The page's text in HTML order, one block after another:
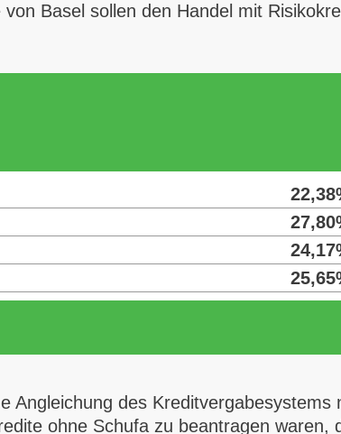
Basel sollen den Handel mit
Angleichung des Kreditvergabesystems
ohne Schufa zu beantragen waren,